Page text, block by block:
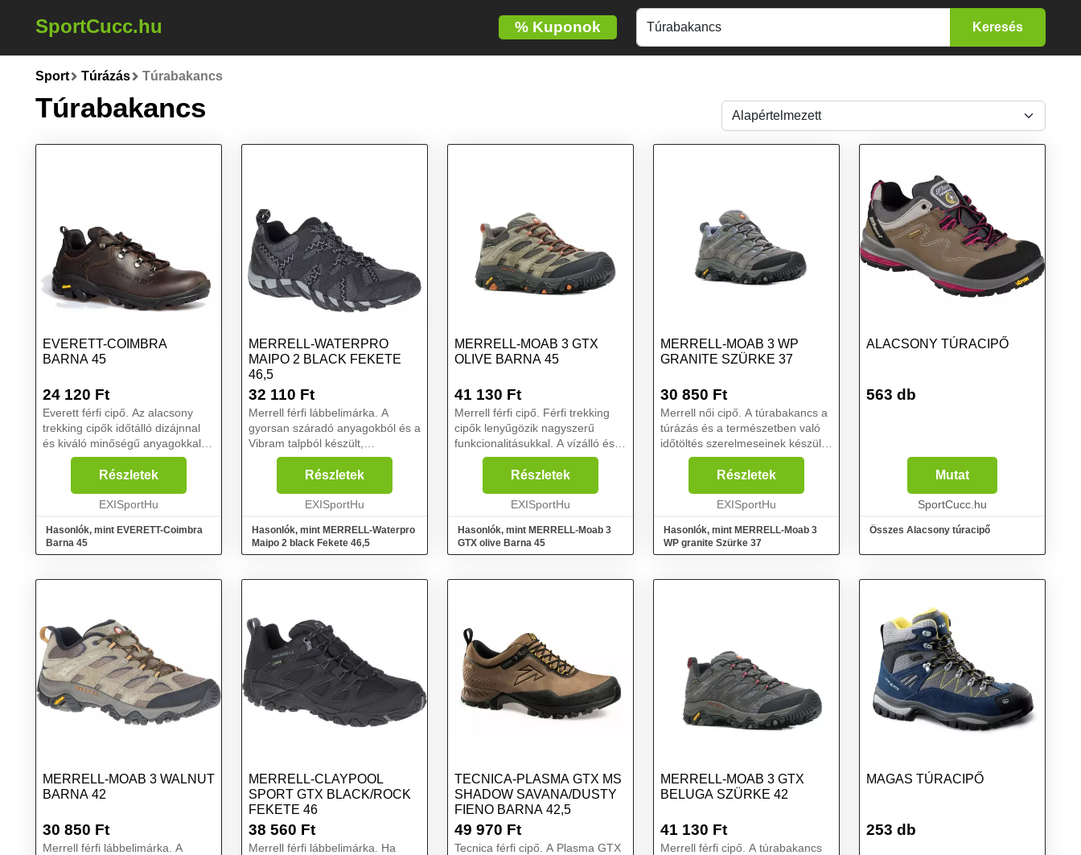
SportCucc.hu %Kuponok
Sport Túrázás Túrabakancs
Túrabakancs
EVERETT-COIMBRA
BARNA 45
24 120 Ft
Everett férfi cipő. Az alacsony
trekking cipők időtálló dizájnnal
és kiváló minőségű anyagokkal
vonzóak. Ezenkívül a
túrabakancsok kiváló funkcionális
tulajdonságokkal is rendelkeznek.
A Coimbra trekk...
Részletek
EXISportHu
Hasonlók, mint EVERETT-Coimbra
Barna 45
MERRELL-WATERPRO
MAIPO 2 BLACK FEKETE
46,5
32 110 Ft
Merrell férfi lábbelimárka. A
gyorsan száradó anyagokból és a
Vibram talpból készült,
légáteresztő túracipők kiváló
tapadást biztosítanak. A fekete
Waterpro modell kényelmesen
elkísér minden kalandos ...
Részletek
EXISportHu
Hasonlók, mint MERRELL-Waterpro
Maipo 2 black Fekete 46,5
MERRELL-MOAB 3 GTX
OLIVE BARNA 45
41 130 Ft
Merrell férfi cipő. Férfi trekking
cipők lenyűgözik nagyszerű
funkcionalitásukkal. A vízálló és
lélegző Gore-Tex membrán
gondoskodik a vízállóságról. Az
erdőbe való csizma rendkívüli
kényelmet biztosí...
Részletek
EXISportHu
Hasonlók, mint MERRELL-Moab 3
GTX olive Barna 45
MERRELL-MOAB 3 WP
GRANITE SZÜRKE 37
30 850 Ft
Merrell női cipő. A túrabakancs a
túrázás és a természetben való
időtöltés szerelmeseinek készült.
A trekking cipő tartós és
légáteresztő felsőrésze velúr és
hálós anyagok kombinációja. A
női erdei c...
Részletek
EXISportHu
Hasonlók, mint MERRELL-Moab 3
WP granite Szürke 37
ALACSONY TÚRACIPŐ
563 db
Mutat
SportCucc.hu
Összes Alacsony túracipő
MERRELL-MOAB 3 WALNUT
BARNA 42
30 850 Ft
Merrell férfi lábbelimárka. A
MERRELL-CLAYPOOL
SPORT GTX BLACK/ROCK
FEKETE 46
38 560 Ft
Merrell férfi lábbelimárka. Ha
TECNICA-PLASMA GTX MS
SHADOW SAVANA/DUSTY
FIENO BARNA 42,5
49 970 Ft
Tecnica férfi cipő. A Plasma GTX
MERRELL-MOAB 3 GTX
BELUGA SZÜRKE 42
41 130 Ft
Merrell férfi cipő. A túrabakancs
MAGAS TÚRACIPŐ
253 db